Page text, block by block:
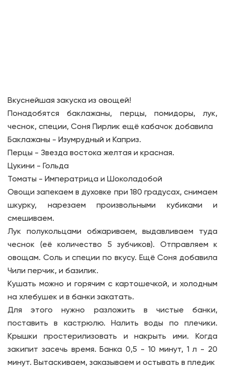
Вкуснейшая закуска из овощей!
Понадобятся баклажаны, перцы, помидоры, лук,
чеснок, специи, Соня Пирлик ещё кабачок добавила
Баклажаны - Изумрудный и Каприз.
Перцы - Звезда востока желтая и красная.
Цукини - Гольда
Томаты - Императрица и Шоколадобой
Овощи запекаем в духовке при 180 градусах, снимаем
шкурку, нарезаем произвольными кубиками и
смешиваем.
Лук полукольцами обжариваем, выдавливаем туда
чеснок (её количество 5 зубчиков). Отправляем к
овощам. Соль и специи по вкусу. Ещё Соня добавила
Чили перчик, и базилик.
Кушать можно и горячим с картошечкой, и холодным
на хлебушек и в банки закатать.
Для этого нужно разложить в чистые банки,
поставить в кастрюлю. Налить воды по плечики.
Крышки простерилизовать и накрыть ими. Когда
закипит засечь время. Банка 0,5 - 10 минут, 1 л - 20
минут. Вытаскиваем, заказываем и остывать в пледик